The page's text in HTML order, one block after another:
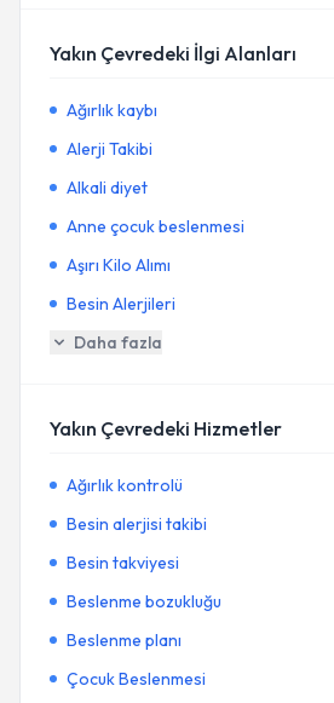
Yakın Çevredeki İlgi Alanları
Ağırlık kaybı
Alerji Takibi
Alkali diyet
Anne çocuk beslenmesi
Aşırı Kilo Alımı
Besin Alerjileri
Daha fazla
Yakın Çevredeki Hizmetler
Ağırlık kontrolü
Besin alerjisi takibi
Besin takviyesi
Beslenme bozukluğu
Beslenme planı
Çocuk Beslenmesi